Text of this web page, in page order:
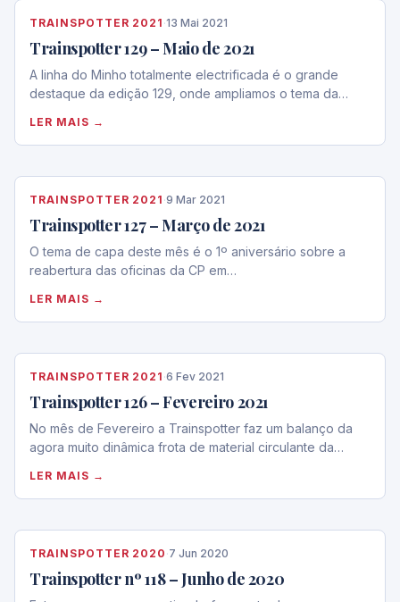
TRAINSPOTTER 2021 ·13 Mai 2021
Trainspotter 129 – Maio de 2021
A linha do Minho totalmente electrificada é o grande
destaque da edição 129, onde ampliamos o tema da…
LER MAIS →
TRAINSPOTTER 2021 ·9 Mar 2021
Trainspotter 127 – Março de 2021
O tema de capa deste mês é o 1º aniversário sobre a
reabertura das oficinas da CP em…
LER MAIS →
TRAINSPOTTER 2021 ·6 Fev 2021
Trainspotter 126 – Fevereiro 2021
No mês de Fevereiro a Trainspotter faz um balanço da
agora muito dinâmica frota de material circulante da…
LER MAIS →
TRAINSPOTTER 2020 ·7 Jun 2020
Trainspotter nº 118 – Junho de 2020